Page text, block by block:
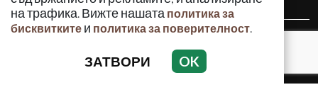
на трафика. Вижте нашата политика за
бисквитките и политика за поверителност.
ЗАТВОРИ OK
Използването и публикуването на част или цялото
съдържание на Crimes.BG без разрешение на Медийна
група Асмара ЕООД е забранено.